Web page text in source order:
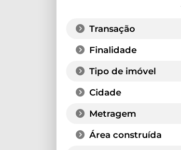
Transação
Finalidade
Tipo de imóvel
Cidade
Metragem
Área construída